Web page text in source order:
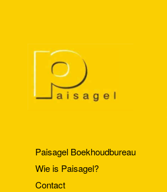
Menu
Skip to content
Paisagel Boekhoudbureau
Wie is Paisagel?
Contact